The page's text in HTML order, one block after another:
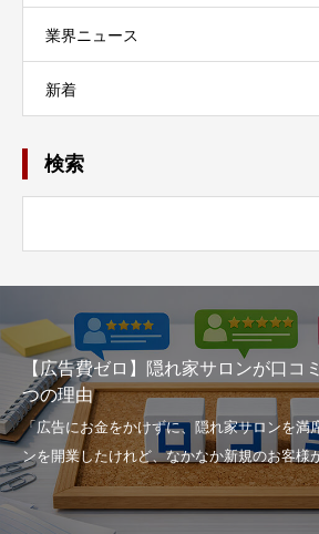
業界ニュース
新着
検索
【広告費ゼロ】隠れ家サロンが口コ
つの理由